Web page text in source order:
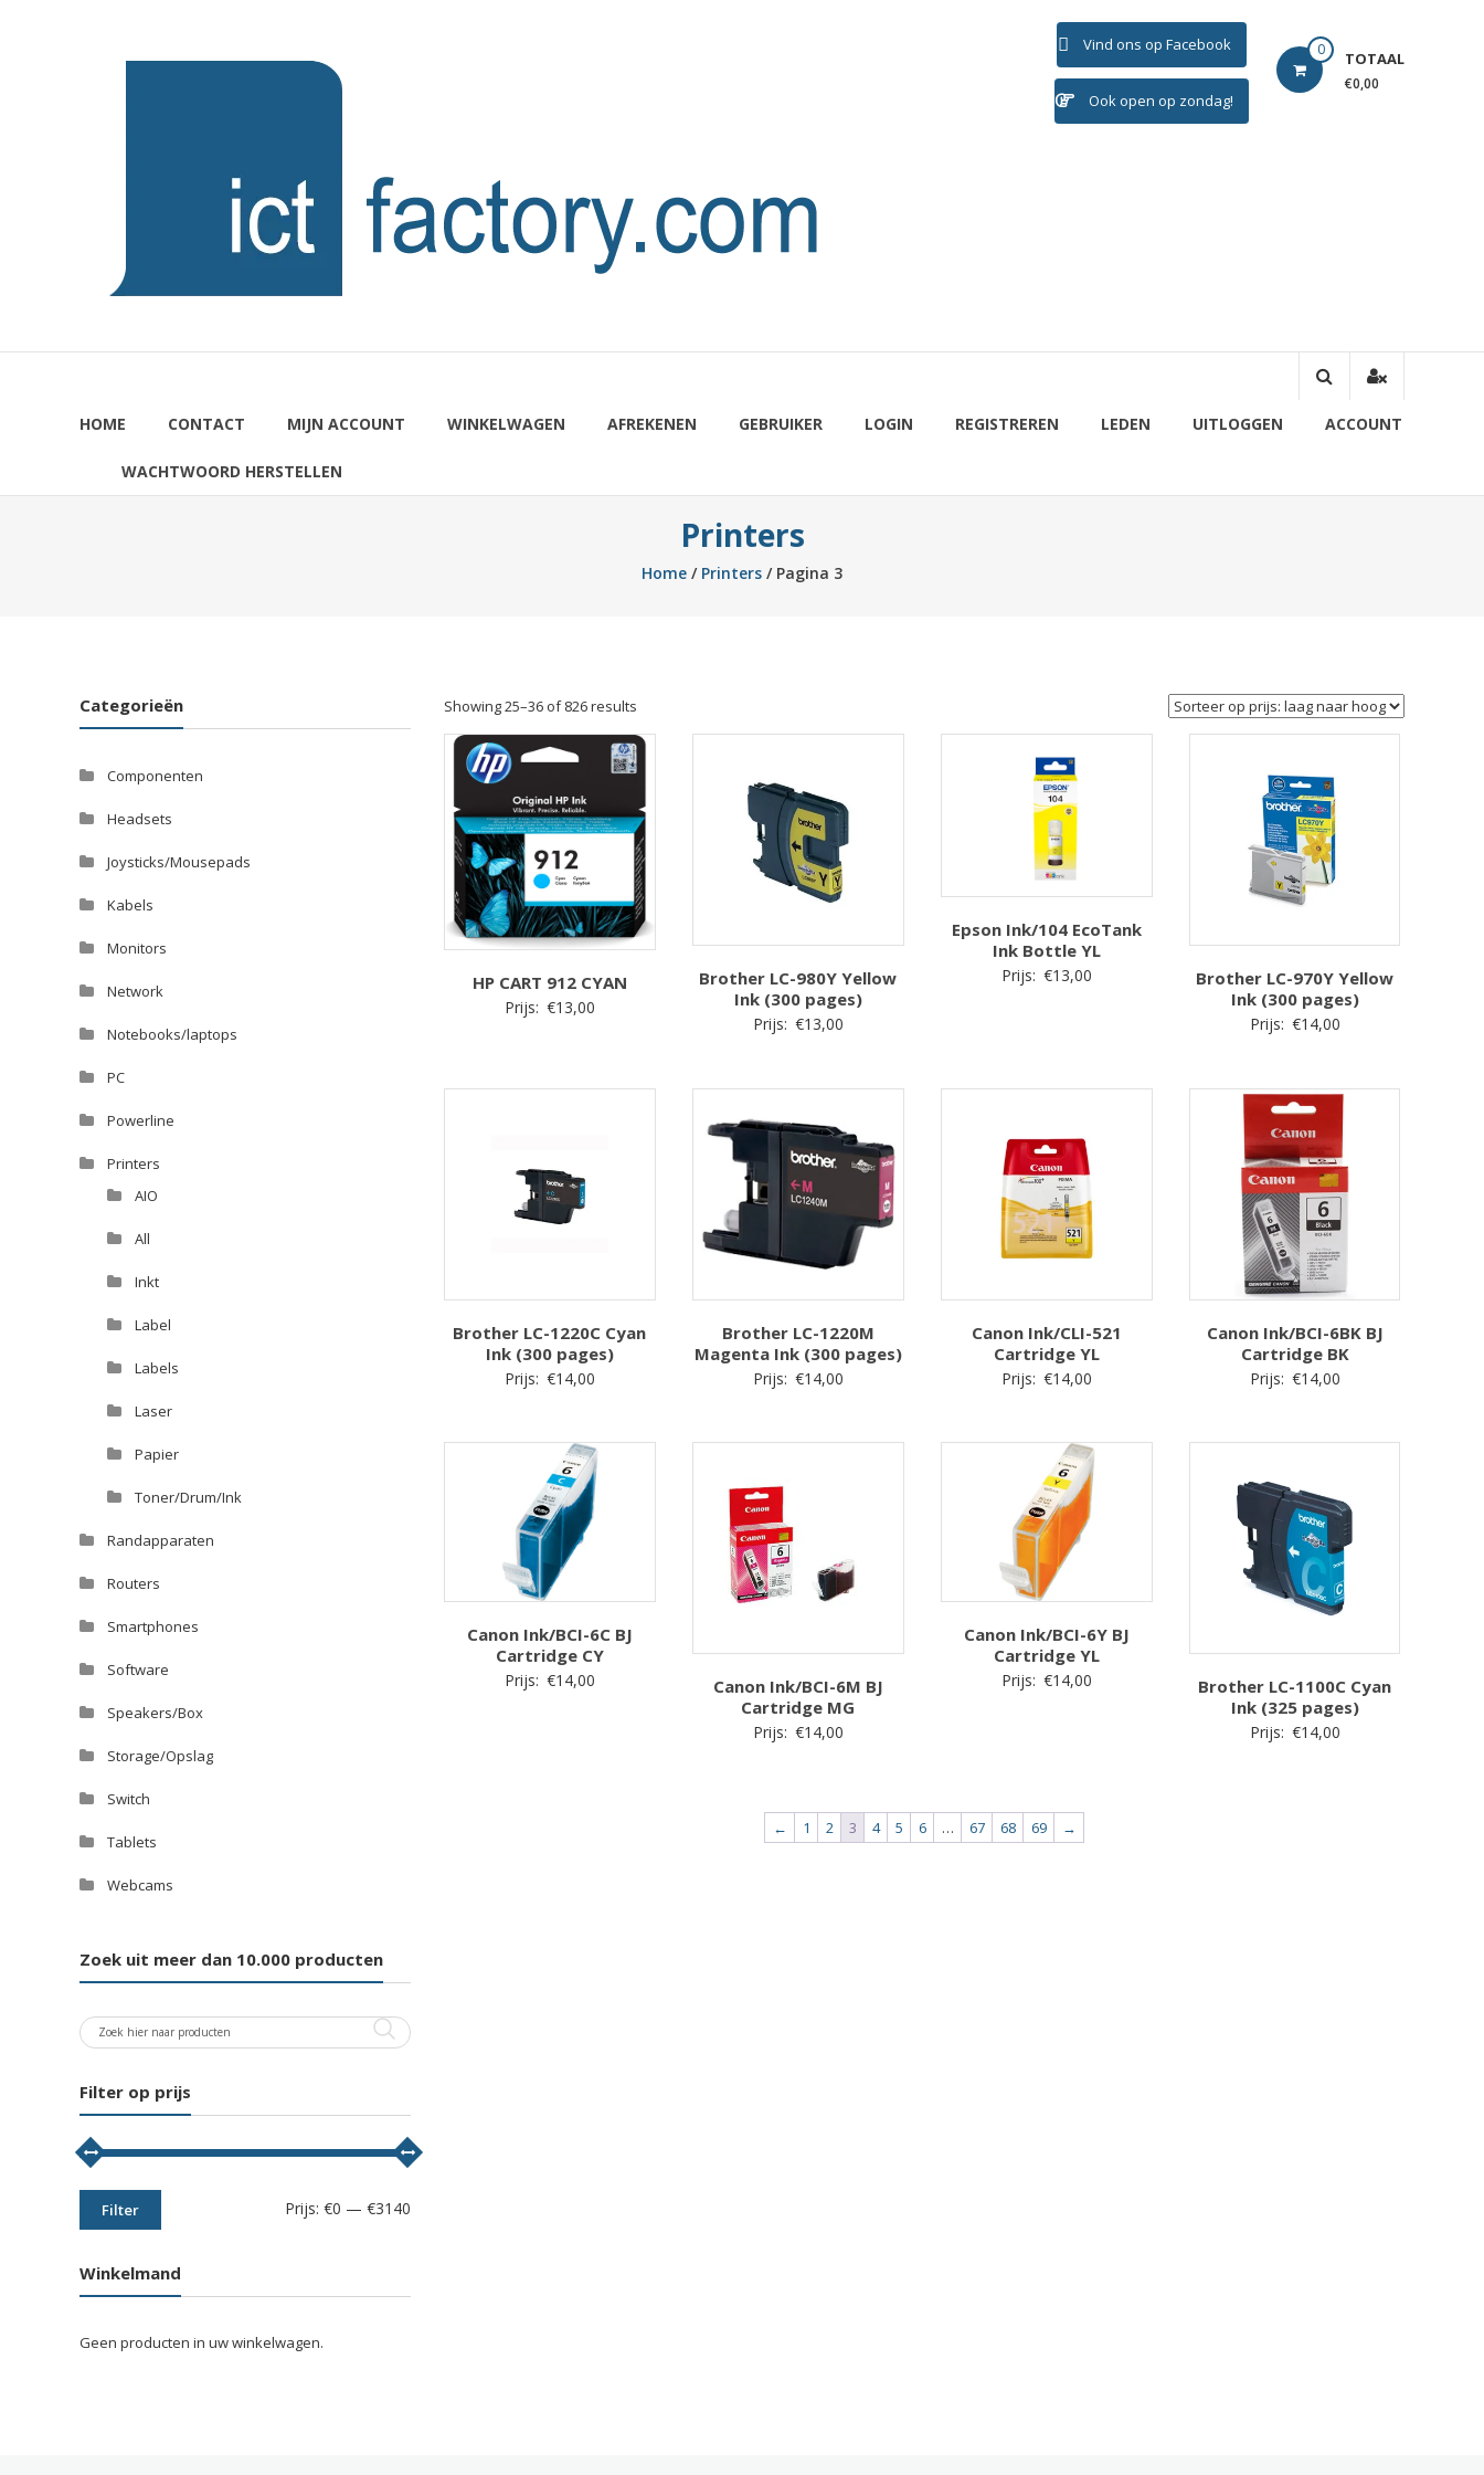
ICTFACTORY 0 TOTAAL
€0,00
Vind ons op Facebook
Ook open op zondag!
HOME CONTACT MIJN ACCOUNT WINKELWAGEN AFREKENEN GEBRUIKER LOGIN REGISTREREN LEDEN UITLOGGEN ACCOUNT
WACHTWOORD HERSTELLEN
Printers
Home / Printers / Pagina 3
Showing 25–36 of 826 results
by
price:
to
high
HP CART 912 CYAN
Prijs: €13,00
Brother LC-980Y Yellow
Ink (300 pages)
Prijs: €13,00
Epson Ink/104 EcoTank
Ink Bottle YL
Prijs: €13,00
Brother LC-970Y Yellow
Ink (300 pages)
Prijs: €14,00
Brother LC-1220C Cyan
Ink (300 pages)
Prijs: €14,00
Brother LC-1220M
Magenta Ink (300 pages)
Prijs: €14,00
Canon Ink/CLI-521
Cartridge YL
Prijs: €14,00
Canon Ink/BCI-6BK BJ
Cartridge BK
Prijs: €14,00
Canon Ink/BCI-6C BJ
Cartridge CY
Prijs: €14,00
Canon Ink/BCI-6M BJ
Cartridge MG
Prijs: €14,00
Canon Ink/BCI-6Y BJ
Cartridge YL
Prijs: €14,00
Brother LC-1100C Cyan
Ink (325 pages)
Prijs: €14,00
← 1 2 3 4 5 6 … 67 68 69 →
Categorieën
Componenten
Headsets
Joysticks/Mousepads
Kabels
Monitors
Network
Notebooks/laptops
PC
Powerline
Printers
AIO
All
Inkt
Label
Labels
Laser
Papier
Toner/Drum/Ink
Randapparaten
Routers
Smartphones
Software
Speakers/Box
Storage/Opslag
Switch
Tablets
Webcams
Zoek uit meer dan 10.000 producten
Filter op prijs
Filter Prijs: €0 — €3140
Winkelmand
Geen producten in uw winkelwagen.